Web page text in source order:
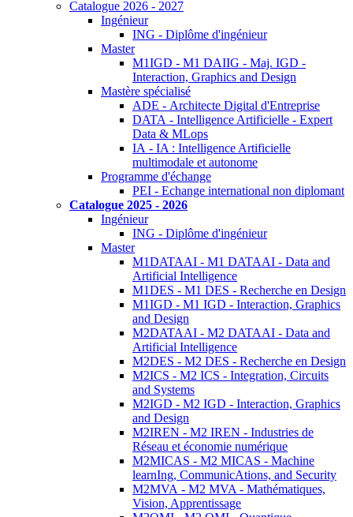
Catalogue 2026 - 2027
Ingénieur
ING - Diplôme d'ingénieur
Master
M1IGD - M1 DAIIG - Maj. IGD -
Interaction, Graphics and Design
Mastère spécialisé
ADE - Architecte Digital d'Entreprise
DATA - Intelligence Artificielle - Expert
Data & MLops
IA - IA : Intelligence Artificielle
multimodale et autonome
Programme d'échange
PEI - Echange international non diplomant
Catalogue 2025 - 2026
Ingénieur
ING - Diplôme d'ingénieur
Master
M1DATAAI - M1 DATAAI - Data and
Artificial Intelligence
M1DES - M1 DES - Recherche en Design
M1IGD - M1 IGD - Interaction, Graphics
and Design
M2DATAAI - M2 DATAAI - Data and
Artificial Intelligence
M2DES - M2 DES - Recherche en Design
M2ICS - M2 ICS - Integration, Circuits
and Systems
M2IGD - M2 IGD - Interaction, Graphics
and Design
M2IREN - M2 IREN - Industries de
Réseau et économie numérique
M2MICAS - M2 MICAS - Machine
learnIng, CommunicAtions, and Security
M2MVA - M2 MVA - Mathématiques,
Vision, Apprentissage